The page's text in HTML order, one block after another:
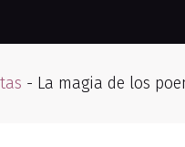
- La magia de los